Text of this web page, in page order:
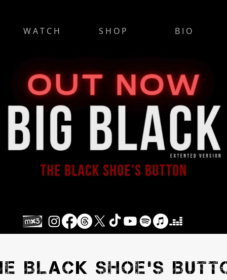
W A T C H S H O P B I O
BLACK SHOE'S